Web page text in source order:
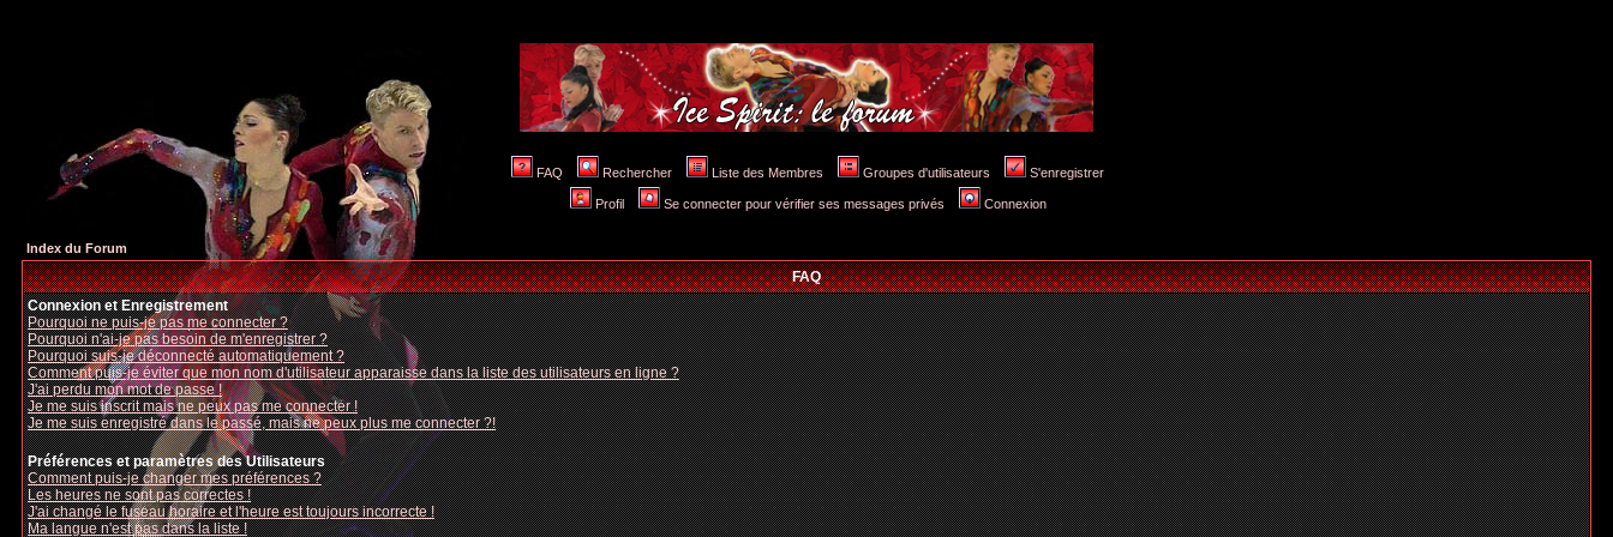
FAQ Rechercher Liste des Membres Groupes d'utilisateurs S'enregistrer
Profil Se connecter pour vérifier ses messages privés Connexion
Index du Forum
FAQ
Connexion et Enregistrement
Pourquoi ne puis-je pas me connecter ?
Pourquoi n'ai-je pas besoin de m'enregistrer ?
Pourquoi suis-je déconnecté automatiquement ?
Comment puis-je éviter que mon nom d'utilisateur apparaisse dans la liste des utilisateurs en ligne ?
J'ai perdu mon mot de passe !
Je me suis inscrit mais ne peux pas me connecter !
Je me suis enregistré dans le passé, mais ne peux plus me connecter ?!
Préférences et paramètres des Utilisateurs
Comment puis-je changer mes préférences ?
Les heures ne sont pas correctes !
J'ai changé le fuseau horaire et l'heure est toujours incorrecte !
Ma langue n'est pas dans la liste !